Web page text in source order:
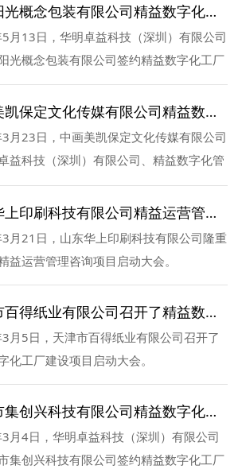
山东阳光概念包装有限公司精益数字化工厂建设签约
月13日，华明卓益科技（深圳）有限公司
光概念包装有限公司签约精益数字化工厂
中画美凯保定文化传媒有限公司精益数字化管理咨询项目合作签约
月23日，中画美凯保定文化传媒有限公司
益科技（深圳）有限公司、精益数字化管
目合作签约，
山东华上印刷科技有限公司精益运营管理咨询项目顺利启动
月21日，山东华上印刷科技有限公司隆重
益运营管理咨询项目启动大会。
天津市百得纸业有限公司召开了精益数字化工厂建设项目顺利启动
月5日，天津市百得纸业有限公司召开了
化工厂建设项目启动大会。
河源市集创兴科技有限公司精益数字化工厂建设咨询项目签约
月4日，华明卓益科技（深圳）有限公司
集创兴科技有限公司签约精益数字化工厂